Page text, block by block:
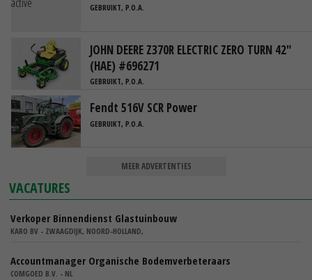
GEBRUIKT, P.O.A.
JOHN DEERE Z370R ELECTRIC ZERO TURN 42"
(HAE) #696271
GEBRUIKT, P.O.A.
Fendt 516V SCR Power
GEBRUIKT, P.O.A.
MEER ADVERTENTIES
VACATURES
Verkoper Binnendienst Glastuinbouw
KARO BV - ZWAAGDIJK, NOORD-HOLLAND,
Accountmanager Organische Bodemverbeteraars
COMGOED B.V. - NL